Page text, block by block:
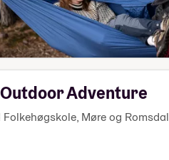
Adventure
Folkehøgskole, Møre og Romsdal